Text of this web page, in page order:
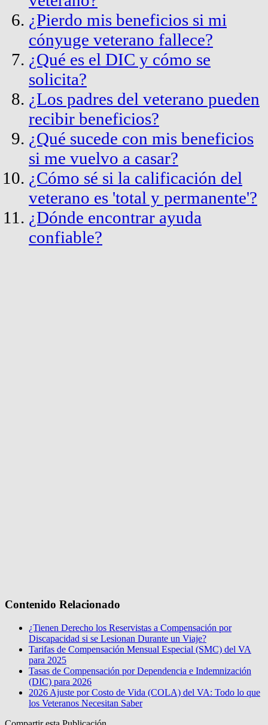
¿Pierdo mis beneficios si mi
cónyuge veterano fallece?
¿Qué es el DIC y cómo se
solicita?
¿Los padres del veterano pueden
recibir beneficios?
¿Qué sucede con mis beneficios
si me vuelvo a casar?
¿Cómo sé si la calificación del
veterano es 'total y permanente'?
¿Dónde encontrar ayuda
confiable?
Contenido Relacionado
¿Tienen Derecho los Reservistas a Compensación por
Discapacidad si se Lesionan Durante un Viaje?
Tarifas de Compensación Mensual Especial (SMC) del VA
para 2025
Tasas de Compensación por Dependencia e Indemnización
(DIC) para 2026
2026 Ajuste por Costo de Vida (COLA) del VA: Todo lo que
los Veteranos Necesitan Saber